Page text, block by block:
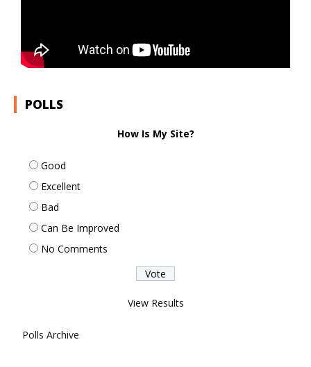
POLLS
How Is My Site?
Good
Excellent
Bad
Can Be Improved
No Comments
View Results
Polls Archive